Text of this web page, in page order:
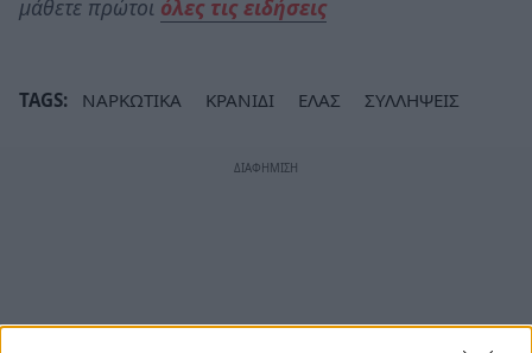
μάθετε πρώτοι όλες τις ειδήσεις
TAGS: ΝΑΡΚΩΤΙΚΑ ΚΡΑΝΙΔΙ ΕΛΑΣ ΣΥΛΛΗΨΕΙΣ